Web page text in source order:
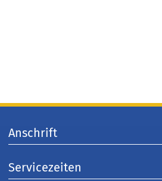
Anschrift
Servicezeiten